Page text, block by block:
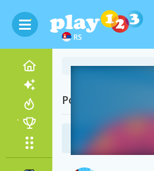
RS
Posetite i
Stare igrice